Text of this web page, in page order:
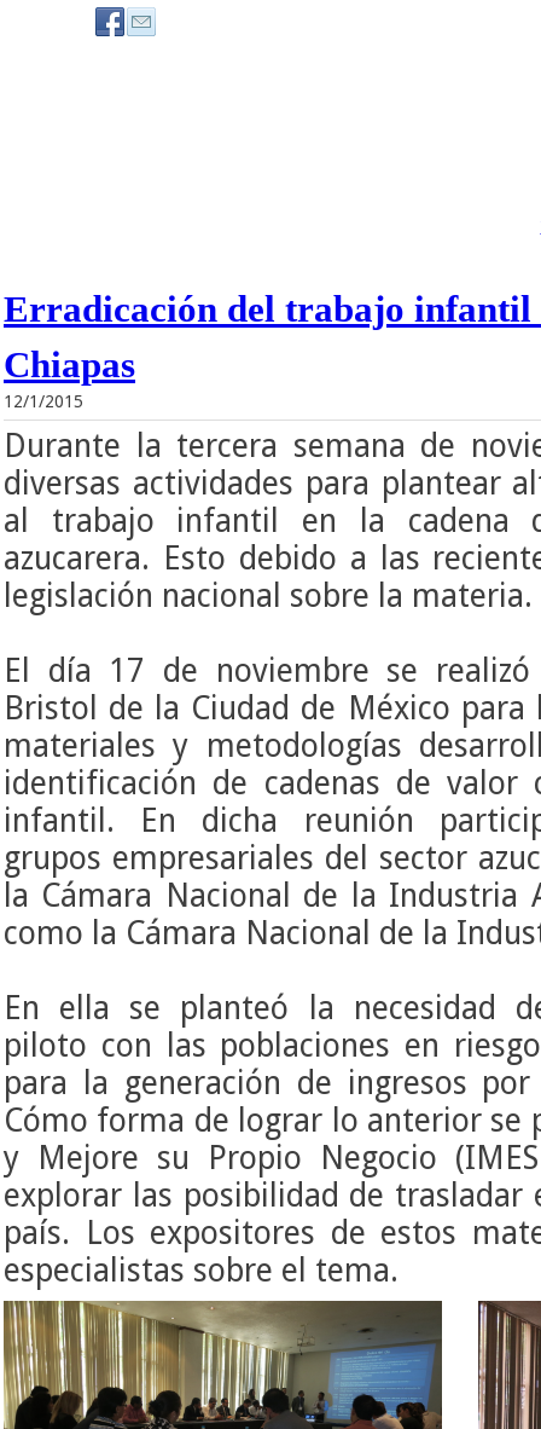
Erradicación del trabajo infantil
Chiapas
12/1/2015
Durante la tercera semana de
diversas actividades para plantear
al trabajo infantil en la cadena
azucarera. Esto debido a las
legislación nacional sobre la materia.
El día 17 de noviembre se
Bristol de la Ciudad de México para
materiales y metodologías
identificación de cadenas de valor
infantil. En dicha reunión
grupos empresariales del sector
la Cámara Nacional de la Industria
como la Cámara Nacional de la
En ella se planteó la necesidad
piloto con las poblaciones en
para la generación de ingresos
Cómo forma de lograr lo anterior se
y Mejore su Propio Negocio
explorar las posibilidad de
país. Los expositores de estos
especialistas sobre el tema.